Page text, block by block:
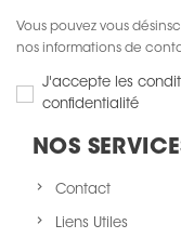
Vous pouvez vous
nos informations de
J'accepte les
confidentialité
NOS
Contact
Liens Utiles